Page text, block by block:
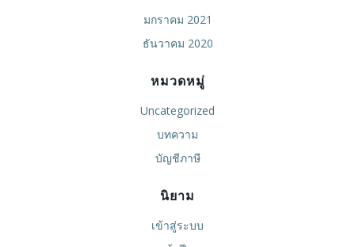
มกราคม 2021
ธันวาคม 2020
หมวดหมู่
Uncategorized
บทความ
บัญชีภาษี
นิยาม
เข้าสู่ระบบ